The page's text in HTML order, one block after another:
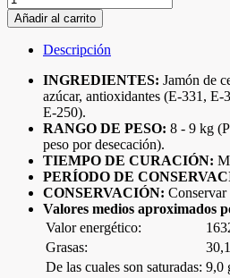
Añadir al carrito
Descripción
INGREDIENTES: Jamón de
azúcar, antioxidantes (E-331, E-
E-250).
RANGO DE PESO: 8 - 9 kg
peso por desecación).
TIEMPO DE CURACIÓN:
PERÍODO DE
CONSERVACIÓN: Conservar
Valores medios aproximados
Valor energético:
Grasas:
De las cuales son saturadas: 9,0